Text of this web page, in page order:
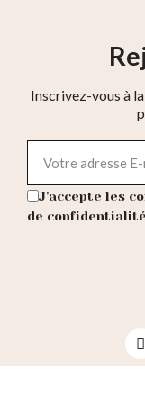
Inscrivez-vous à
J'accepte les
de confidentialité